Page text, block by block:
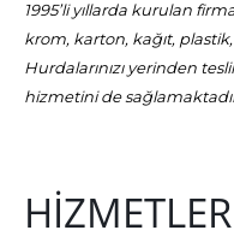
1995’li yıllarda kurulan
krom, karton, kağıt,
Hurdalarınızı yerinden
hizmetini de